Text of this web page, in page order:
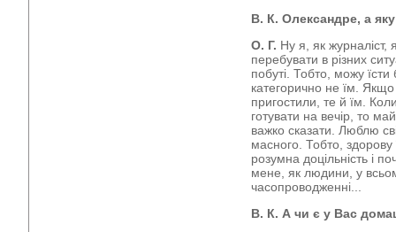
В. К. Олександре, а
О. Г. Ну я, як журналіст,
перебувати в різних
побуті. Тобто, можу
категорично не їм.
пригостили, те й їм.
готувати на вечір, то
важко сказати. Люблю
масного. Тобто,
розумна доцільність і
мене, як людини, у
часопроводженні...
В. К. А чи є у Вас